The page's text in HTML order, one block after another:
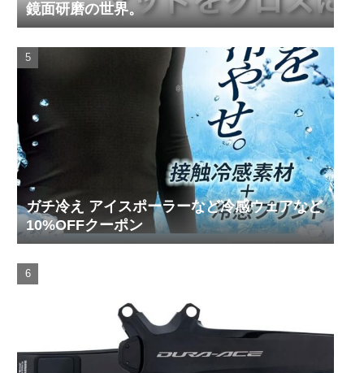
鏡面研磨の世界。
ガチ冷え アイスポーラーなど冷感ウェアなど
10%OFFクーポン